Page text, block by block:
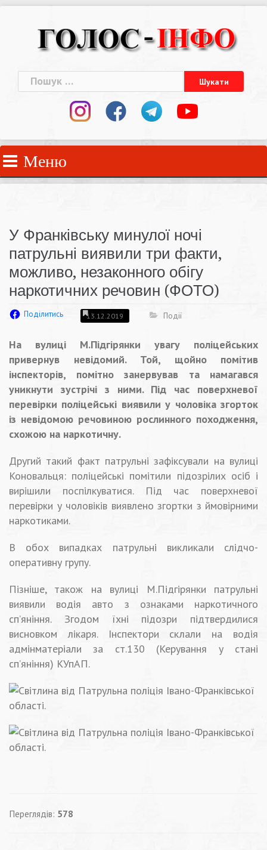
Пошук:
Меню
У Франківську минулої ночі
патрульні виявили три факти,
можливо, незаконного обігу
наркотичних речовин (ФОТО)
Поділитись 13.12.2019 Події
На вулиці М.Підгірянки увагу поліцейських
привернув невідомий. Той, щойно помітив
інспекторів, помітно занервував та намагався
уникнути зустрічі з ними. Під час поверхневої
перевірки поліцейські виявили у чоловіка згорток
із невідомою речовиною рослинного походження,
схожою на наркотичну.
Другий такий факт патрульні зафіксували на вулиці
Коновальця: поліцейські помітили підозрілих осіб і
вирішили поспілкуватися. Під час поверхневої
перевірки у чоловіків виявлено згортки з ймовірними
наркотиками.
В обох випадках патрульні викликали слідчо-
оперативну групу.
Пізніше, також на вулиці М.Підгірянки патрульні
виявили водія авто з ознаками наркотичного
сп’яніння. Згодом їхні підозри підтвердилися
висновком лікаря. Інспектори склали на водія
адмінматеріали за ст.130 (Керування у стані
сп’яніння) КУпАП.
Переглядів: 578